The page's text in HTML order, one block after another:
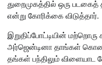
துறைமுகத்தில் ஒரு
என்று கோரிக்கை விடுத்தார்.
இறுதிப்போட்டியின் மற்றொரு
அர்ஜென்டினா தாங்கள்
தங்கள் பந்திலும் விளையாட